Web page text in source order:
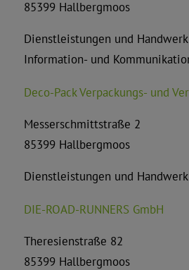
85399 Hallbergmoos
Dienstleistungen und Handwerk
Information- und
Deco-Pack Verpackungs- und
Messerschmittstraße 2
85399 Hallbergmoos
Dienstleistungen und Handwerk
DIE-ROAD-RUNNERS GmbH
Theresienstraße 82
85399 Hallbergmoos